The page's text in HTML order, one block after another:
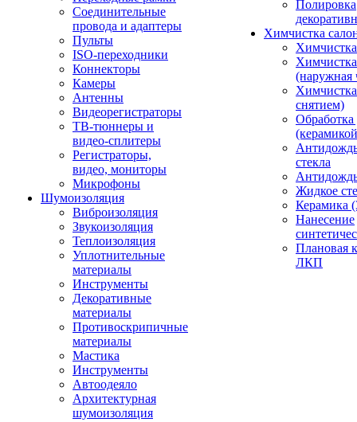
Соединительные
провода и адаптеры
Пульты
ISO-переходники
Коннекторы
Камеры
Антенны
Видеорегистраторы
ТВ-тюннеры и
видео-сплитеры
Регистраторы,
видео, мониторы
Микрофоны
Шумоизоляция
Виброизоляция
Звукоизоляция
Теплоизоляция
Уплотнительные
материалы
Инструменты
Декоративные
материалы
Противоскрипичные
материалы
Мастика
Инструменты
Автоодеяло
Архитектурная
шумоизоляция
Полировка
Химчистка
(наружная
снятием)
Обработка
стекла
Жидкое
Керамика
Нанесение
Плановая
ЛКП